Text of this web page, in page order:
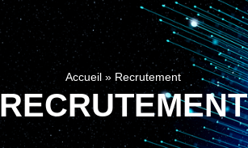
Accueil » Recrutement
RECRUTEMENT